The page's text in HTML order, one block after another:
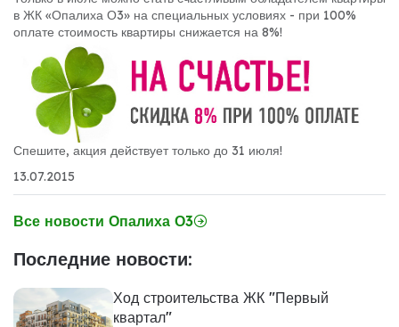
в ЖК «Опалиха О3» на специальных условиях - при 100%
оплате стоимость квартиры снижается на 8%!
Спешите, акция действует только до 31 июля!
13.07.2015
Все новости Опалиха О3
Последние новости:
Ход строительства ЖК "Первый
квартал"